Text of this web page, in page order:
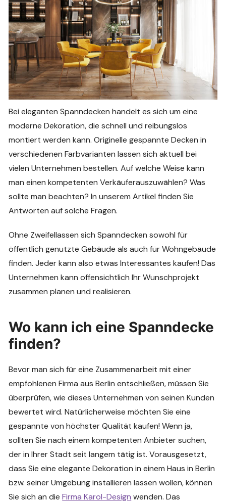
Bei eleganten Spanndecken handelt es sich um eine
moderne Dekoration, die schnell und reibungslos
montiert werden kann. Originelle gespannte Decken in
verschiedenen Farbvarianten lassen sich aktuell bei
vielen Unternehmen bestellen. Auf welche Weise kann
man einen kompetenten Verkäuferauszuwählen? Was
sollte man beachten? In unserem Artikel finden Sie
Antworten auf solche Fragen.
Ohne Zweifellassen sich Spanndecken sowohl für
öffentlich genutzte Gebäude als auch für Wohngebäude
finden. Jeder kann also etwas Interessantes kaufen! Das
Unternehmen kann offensichtlich Ihr Wunschprojekt
zusammen planen und realisieren.
Wo kann ich eine Spanndecke
finden?
Bevor man sich für eine Zusammenarbeit mit einer
empfohlenen Firma aus Berlin entschließen, müssen Sie
überprüfen, wie dieses Unternehmen von seinen Kunden
bewertet wird. Natürlicherweise möchten Sie eine
gespannte von höchster Qualität kaufen! Wenn ja,
sollten Sie nach einem kompetenten Anbieter suchen,
der in Ihrer Stadt seit langem tätig ist. Vorausgesetzt,
dass Sie eine elegante Dekoration in einem Haus in Berlin
bzw. seiner Umgebung installieren lassen wollen, können
Sie sich an dieFirma Karol-Design wenden. Das